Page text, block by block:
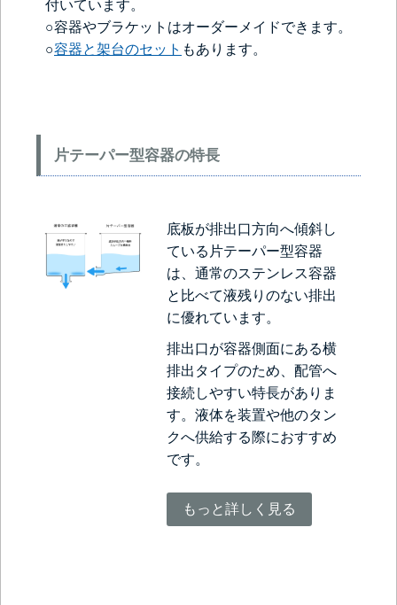
付いています。
○容器やブラケットはオーダーメイドできます。
○容器と架台のセット もあります。
片テーパー型容器の特長
底板が排出口方向へ傾斜し
ている片テーパー型容器
は、通常のステンレス容器
と比べて液残りのない排出
に優れています。
排出口が容器側面にある横
排出タイプのため、配管へ
接続しやすい特長がありま
す。液体を装置や他のタン
クへ供給する際におすすめ
です。
もっと詳しく見る